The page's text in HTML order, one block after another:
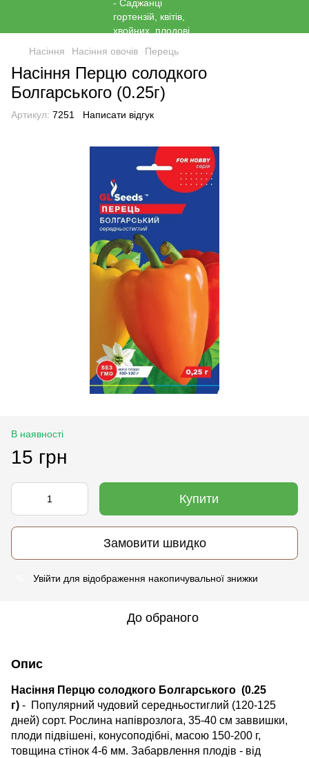
Насіння Насіння овочів Перець
Насіння Перцю солодкого
Болгарського (0.25г)
Артикул: 7251 Написати відгук
В наявності
15 грн
Купити
Замовити швидко
Увійти для відображення накопичувальної знижки
До обраного
Опис
Насіння Перцю солодкого Болгарського (0.25
г) - Популярний чудовий середньостиглий (120-125
дней) сорт. Рослина напіврозлога, 35-40 см заввишки,
плоди підвішені, конусоподібні, масою 150-200 г,
товщина стінок 4-6 мм. Забарвлення плодів - від